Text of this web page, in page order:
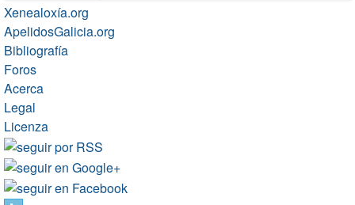
Xenealoxía.org
ApelidosGalicia.org
Bibliografía
Foros
Acerca
Legal
Licenza